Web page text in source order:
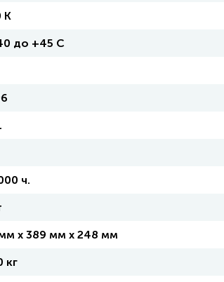
K
до +45 C
ч.
x 389 мм x 248 мм
кг